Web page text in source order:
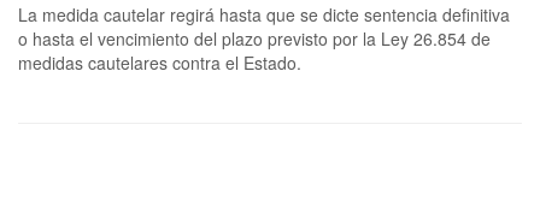
La medida cautelar regirá hasta que se dicte sentencia definitiva
o hasta el vencimiento del plazo previsto por la Ley 26.854 de
medidas cautelares contra el Estado.